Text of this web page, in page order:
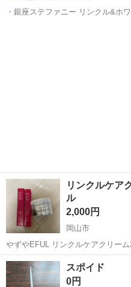
・銀座ステファニー リンクル&ホ
リンクルケア
ル
2,000円
岡山市
やずやEFUL リンクルケアクリー
薬用美白ジェ
岡山 岡山市 生活雑貨
スポイド
0円